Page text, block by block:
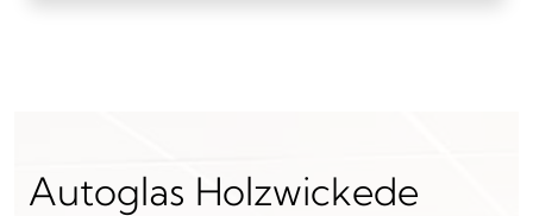
Autoglas Holzwickede